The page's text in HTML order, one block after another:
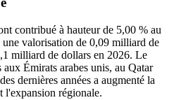
contribué à hauteur de 5,00 % au
valorisation de 0,09 milliard de
milliard de dollars en 2026. Le
Émirats arabes unis, au Qatar
dernières années a augmenté la
l'expansion régionale.